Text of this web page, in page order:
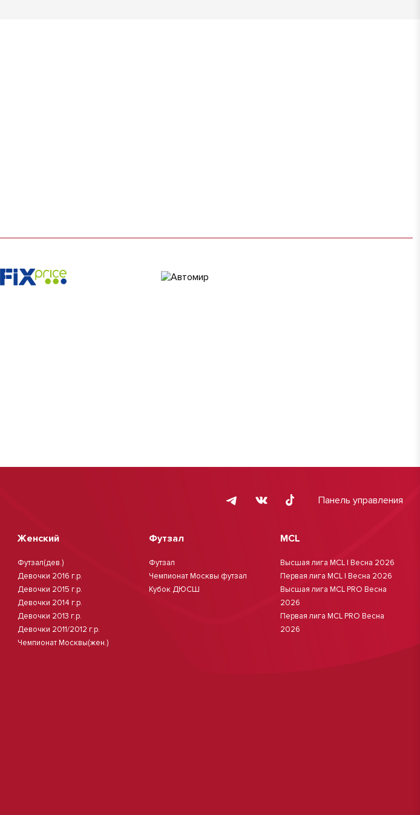
Панель управления
Женский
Футзал(дев.)
Девочки 2016 г.р.
Девочки 2015 г.р.
Девочки 2014 г.р.
Девочки 2013 г.р.
Девочки 2011/2012 г.р.
Чемпионат Москвы(жен.)
Футзал
Футзал
Чемпионат Москвы футзал
Кубок ДЮСШ
MCL
Высшая лига MCL | Весна 2026
Первая лига MCL | Весна 2026
Высшая лига MCL PRO Весна
2026
Первая лига MCL PRO Весна
2026